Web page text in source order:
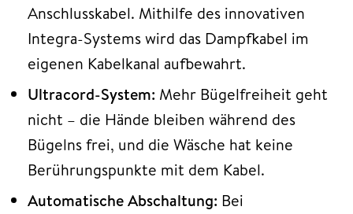
Anschlusskabel. Mithilfe des innovativen
Integra-Systems wird das Dampfkabel im
eigenen Kabelkanal aufbewahrt.
Ultracord-System: Mehr Bügelfreiheit geht
nicht – die Hände bleiben während des
Bügelns frei, und die Wäsche hat keine
Berührungspunkte mit dem Kabel.
Automatische Abschaltung: Bei